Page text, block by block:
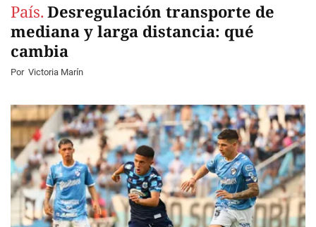
País. Desregulación transporte de
mediana y larga distancia: qué
cambia
Por Victoria Marín